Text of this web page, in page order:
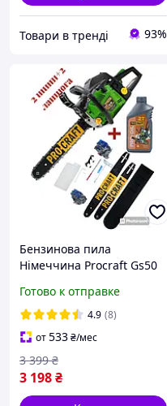
Товари в тренді 93%
Бензинова пила
Німеччина Procraft Gs50
Готово к отправке
4.9 (8)
от533₴/мес
3 198₴
3 399 ₴